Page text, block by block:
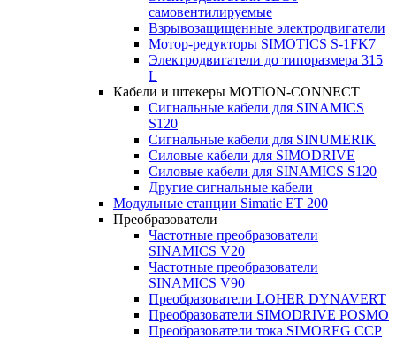
cамовентилируемые
Взрывозащищенные электродвигатели
Мотор-редукторы SIMOTICS S-1FK7
Электродвигатели до типоразмера 315
L
Кабели и штекеры MOTION-CONNECT
Сигнальные кабели для SINAMICS
S120
Сигнальные кабели для SINUMERIK
Силовые кабели для SIMODRIVE
Силовые кабели для SINAMICS S120
Другие сигнальные кабели
Модульные станции Simatic ET 200
Преобразователи
Частотные преобразователи
SINAMICS V20
Частотные преобразователи
SINAMICS V90
Преобразователи LOHER DYNAVERT
Преобразователи SIMODRIVE POSMO
Преобразователи тока SIMOREG CCP